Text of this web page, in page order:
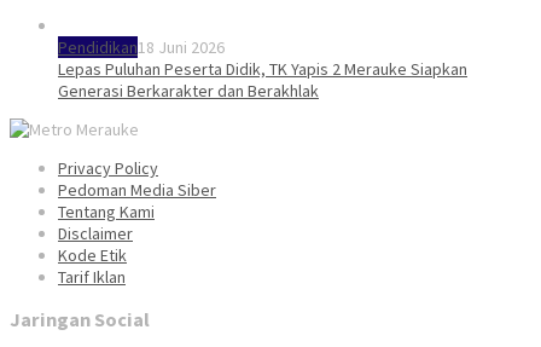
Pendidikan18 Juni 2026
Lepas Puluhan Peserta Didik, TK Yapis 2 Merauke Siapkan
Generasi Berkarakter dan Berakhlak
Privacy Policy
Pedoman Media Siber
Tentang Kami
Disclaimer
Kode Etik
Tarif Iklan
Jaringan Social